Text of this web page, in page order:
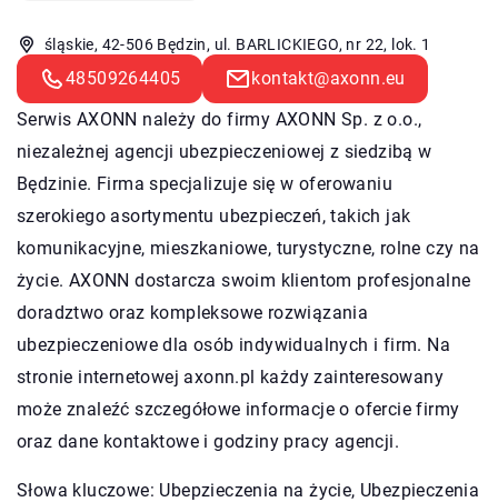
śląskie, 42-506 Będzin, ul. BARLICKIEGO, nr 22, lok. 1
48509264405
kontakt@axonn.eu
Serwis AXONN należy do firmy AXONN Sp. z o.o.,
niezależnej agencji ubezpieczeniowej z siedzibą w
Będzinie. Firma specjalizuje się w oferowaniu
szerokiego asortymentu ubezpieczeń, takich jak
komunikacyjne, mieszkaniowe, turystyczne, rolne czy na
życie. AXONN dostarcza swoim klientom profesjonalne
doradztwo oraz kompleksowe rozwiązania
ubezpieczeniowe dla osób indywidualnych i firm. Na
stronie internetowej axonn.pl każdy zainteresowany
może znaleźć szczegółowe informacje o ofercie firmy
oraz dane kontaktowe i godziny pracy agencji.
Słowa kluczowe: Ubepzieczenia na życie, Ubezpieczenia